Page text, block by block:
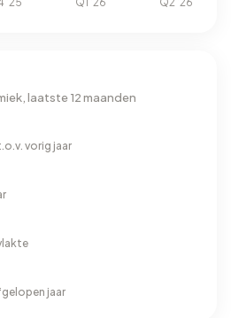
laatste 12 maanden
vorig jaar
jaar